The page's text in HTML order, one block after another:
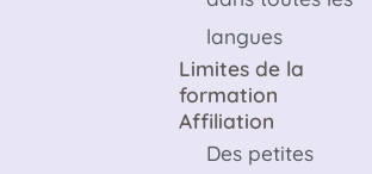
langues
Limites de la
formation
Affiliation
Des petites